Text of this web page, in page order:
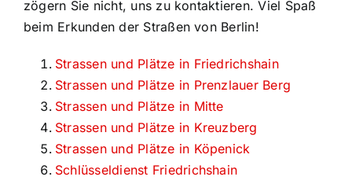
zögern Sie nicht, uns zu kontaktieren. Viel Spaß
beim Erkunden der Straßen von Berlin!
Strassen und Plätze in Friedrichshain
Strassen und Plätze in Prenzlauer Berg
Strassen und Plätze in Mitte
Strassen und Plätze in Kreuzberg
Strassen und Plätze in Köpenick
Schlüsseldienst Friedrichshain